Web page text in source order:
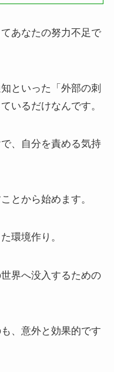
あなたの努力不足で
といった「外部の刺
いるだけなんです。
、自分を責める気持
とから始めます。
環境作り。
界へ没入するための
、意外と効果的です